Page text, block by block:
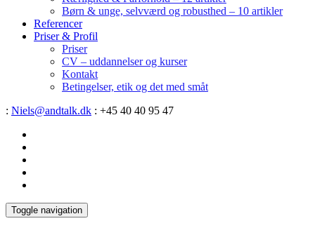
Børn & unge, selvværd og robusthed – 10 artikler
Referencer
Priser & Profil
Priser
CV – uddannelser og kurser
Kontakt
Betingelser, etik og det med småt
: Niels@andtalk.dk : +45 40 40 95 47
Toggle navigation